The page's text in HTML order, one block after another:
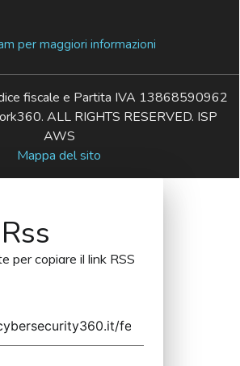
per maggiori informazioni
fiscale e Partita IVA 13868590962
ALL RIGHTS RESERVED. ISP
AWS
Mappa del sito
per copiare il link RSS